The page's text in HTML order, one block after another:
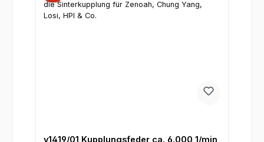
y1419/01 Kupplungsfeder ca. 6.000 1/min